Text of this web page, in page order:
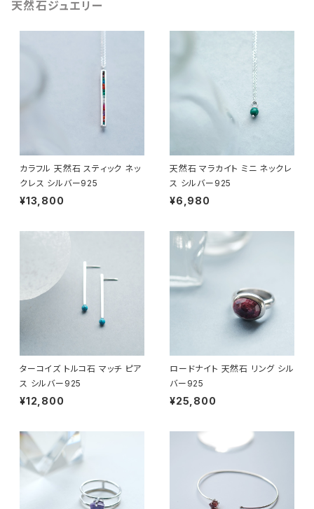
天然石ジュエリー
カラフル 天然石 スティック ネッ
クレス シルバー925
¥13,800
天然石 マラカイト ミニ ネックレ
ス シルバー925
¥6,980
ターコイズ トルコ石 マッチ ピア
ス シルバー925
¥12,800
ロードナイト 天然石 リング シル
バー925
¥25,800